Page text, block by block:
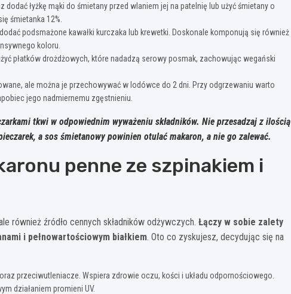
łyżkę mąki do śmietany przed wlaniem jej na patelnię lub użyć śmietany o
śmietanka 12%.
podsmażone kawałki kurczaka lub krewetki. Doskonale komponują się również
koloru.
płatków drożdżowych, które nadadzą serowy posmak, zachowując wegański
ale można je przechowywać w lodówce do 2 dni. Przy odgrzewaniu warto
jego nadmiernemu zgęstnieniu.
tkwi w odpowiednim wyważeniu składników. Nie przesadzaj z ilością
a sos śmietanowy powinien otulać makaron, a nie go zalewać.
penne ze szpinakiem i
również źródło cennych składników odżywczych. Łączy w sobie zalety
i pełnowartościowym białkiem. Oto co zyskujesz, decydując się na
przeciwutleniacze. Wspiera zdrowie oczu, kości i układu odpornościowego.
działaniem promieni UV.